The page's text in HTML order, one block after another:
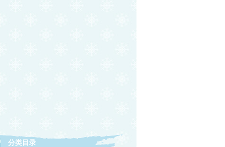
分类目录